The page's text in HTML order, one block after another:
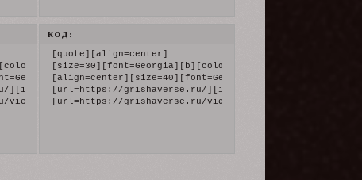
and Bone[/color][/b][/font][/size][/align]
T E D[/color][/b][/font][/size]
upforme.ru/uploads/001b/19/fa/2/811253.gif[/img][/url]
url] | [url=https://grishaverse.ru/
Of Crows | Shadow and Bone[/color][/b][/
A N T E D[/color][/b][/font][/size]
][img]https://upforme.ru/uploads/001b/19/fa/2/507406.gif[/
viewtopic.php?id=7][b]гостевая[/b][/url] | [url=https://
КОД:
[quote][align=center]
[size=30][font=Georgia][b][color=maroon]Six Of
[url=https://grishaverse.ru/][img]https://upforme.ru/
[url=https://grishaverse.ru/